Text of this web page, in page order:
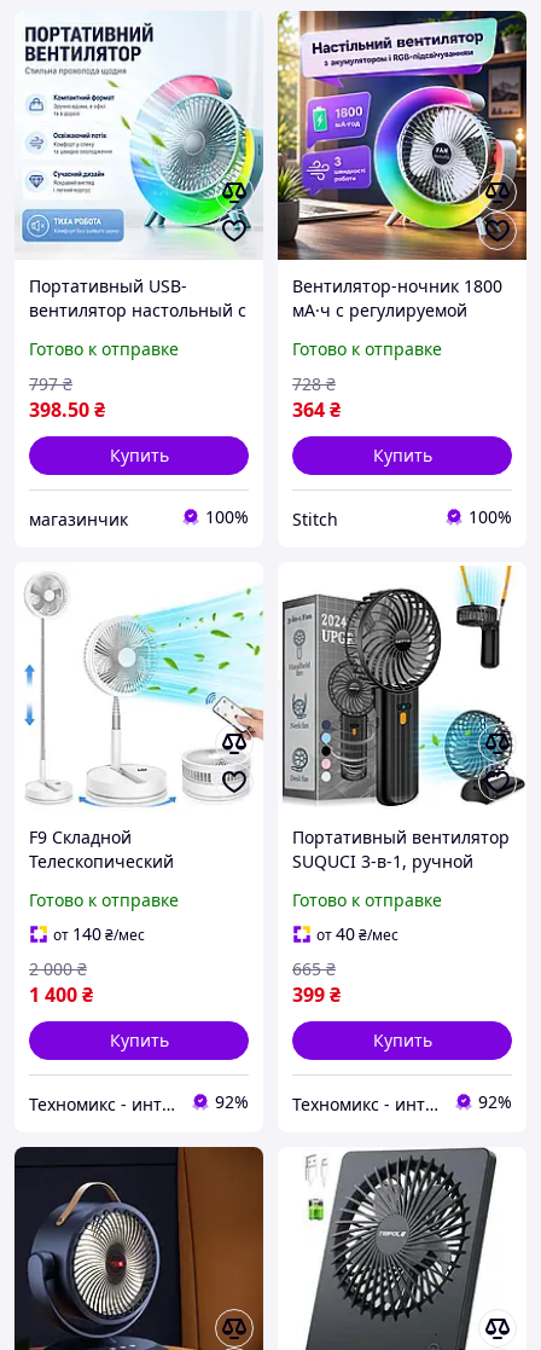
Портативный USB-
вентилятор настольный с
регулируемой скоростью
и поворотом
Готово к отправке
398.50₴
797 ₴
Купить
магазинчик 100%
Вентилятор-ночник 1800
мА·ч с регулируемой
подсветкой Настольный
мини-охладитель с USB
питанием для офиса
Готово к отправке
364₴
728 ₴
Купить
Stitch 100%
F9 Складной
Телескопический
4-часовым Таймером, 4
скоростями,
Регулируемый с Пультом
Готово к отправке
от 140₴/мес
1 400₴
2 000 ₴
Купить
Техномикс - интернет - магазин качественной техники, электроники и других товаров для дома и работы 92%
Портативный вентилятор
SUQUCI 3-в-1, ручной
перезаряжаемым,
180°регулируемый, 4
скорости ветра
Готово к отправке
от40₴/мес
399₴
665 ₴
Купить
Техномикс - интернет - магазин качественной техники, электроники и других товаров для дома и работы 92%